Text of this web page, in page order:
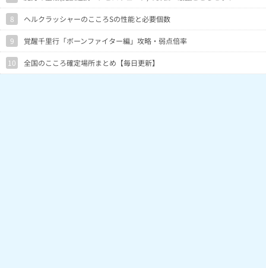
8 ヘルクラッシャーのこころSの性能と必要個数
9 覚醒千里行「ボーンファイター編」攻略・弱点倍率
10 全国のこころ確定場所まとめ【毎日更新】